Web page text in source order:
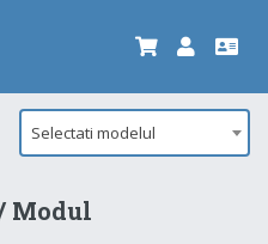
Selectati modelul
Modul